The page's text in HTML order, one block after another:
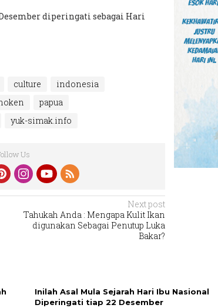
diperingati sebagai Hari
culture
indonesia
papua
yuk-simak.info
Us
Next post
Tahukah Anda : Mengapa Kulit Ikan
digunakan Sebagai Penutup Luka
Bakar?
Inilah Asal Mula Sejarah Hari Ibu Nasional
Diperingati tiap 22 Desember